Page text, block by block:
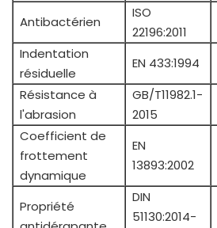
Antibactérien
ISO
22196:2011
Indentation
résiduelle
EN 433:1994
Résistance à
l'abrasion
GB/T11982.1-
2015
Coefficient de
frottement
dynamique
EN
13893:2002
Propriété
DIN
51130:2014-